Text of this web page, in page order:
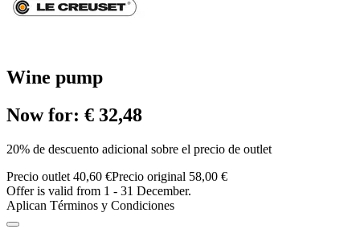
Wine pump
Now for: € 32,48
20% de descuento adicional sobre el precio de outlet
Precio outlet 40,60 €Precio original 58,00 €
Offer is valid from 1 - 31 December.
Aplican Términos y Condiciones